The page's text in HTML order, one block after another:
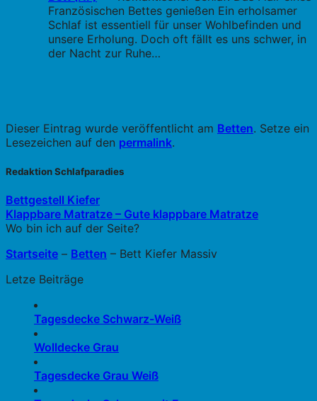
Französischen Bettes genießen Ein erholsamer
Schlaf ist essentiell für unser Wohlbefinden und
unsere Erholung. Doch oft fällt es uns schwer, in
der Nacht zur Ruhe…
Dieser Eintrag wurde veröffentlicht am Betten. Setze ein
Lesezeichen auf den permalink.
Redaktion Schlafparadies
Bettgestell Kiefer
Klappbare Matratze – Gute klappbare Matratze
Wo bin ich auf der Seite?
Startseite – Betten – Bett Kiefer Massiv
Letze Beiträge
Tagesdecke Schwarz-Weiß
Wolldecke Grau
Tagesdecke Grau Weiß